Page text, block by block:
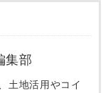
集部
土地活用やコイ